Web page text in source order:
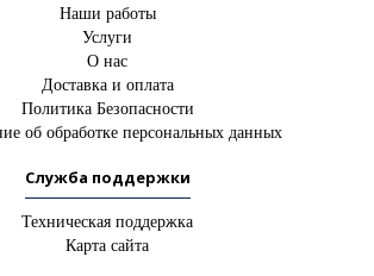
Наши работы
Услуги
О нас
Доставка и оплата
Политика Безопасности
об обработке персональных данных
Служба поддержки
Техническая поддержка
Карта сайта